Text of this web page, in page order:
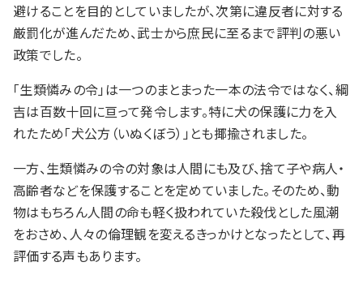
避けることを目的としていましたが、次第に違反者に対する
厳罰化が進んだため、武士から庶民に至るまで評判の悪い
政策でした。
「生類憐みの令」は一つのまとまった一本の法令ではなく、綱
吉は百数十回に亘って発令します。特に犬の保護に力を入
れたため「犬公方（いぬくぼう）」とも揶揄されました。
一方、生類憐みの令の対象は人間にも及び、捨て子や病人・
高齢者などを保護することを定めていました。そのため、動
物はもちろん人間の命も軽く扱われていた殺伐とした風潮
をおさめ、人々の倫理観を変えるきっかけとなったとして、再
評価する声もあります。